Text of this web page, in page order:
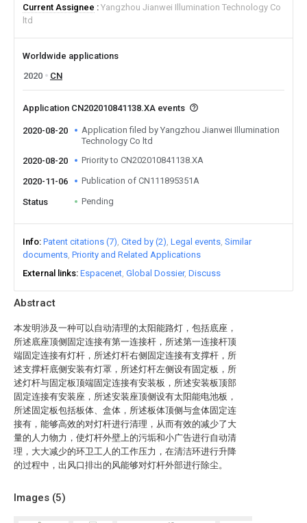
Abstract
本发明涉及一种可以自动清理的太阳能路灯，包括底座，
所述底座顶侧固定连接有第一连接杆，所述第一连接杆顶
端固定连接有灯杆，所述灯杆右侧固定连接有支撑杆，所
述支撑杆底侧安装有灯罩，所述灯杆左侧设有固定板，所
述灯杆与固定板顶端固定连接有安装板，所述安装板顶部
固定连接有安装座，所述安装座顶侧设有太阳能电池板，
所述固定板包括板体、盒体，所述板体顶侧与盒体固定连
接有，能够高效的对灯杆进行清理，从而有效的减少了大
量的人力物力，使灯杆外壁上的污垢和小广告进行自动清
理，大大减少的环卫工人的工作压力，在清洁环进行升降
的过程中，出风口排出的风能够对灯杆外部进行除尘。
Images (5)
Current Assignee
Yangzhou Jianwei Illumination Technology Co
ltd
Worldwide applications
2020
CN
Application CN202010841138.XA events
2020-08-20
Application filed by Yangzhou Jianwei Illumination
Technology Co ltd
2020-08-20
Priority to CN202010841138.XA
2020-11-06 Publication of CN111895351A
Status Pending
Info Patent citations (7) Cited by (2) Legal events Similar
documents Priority and Related Applications
External links Espacenet Global Dossier Discuss